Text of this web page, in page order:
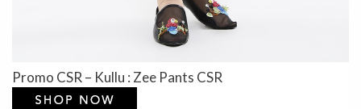
Promo CSR – Kullu : Zee Pants CSR